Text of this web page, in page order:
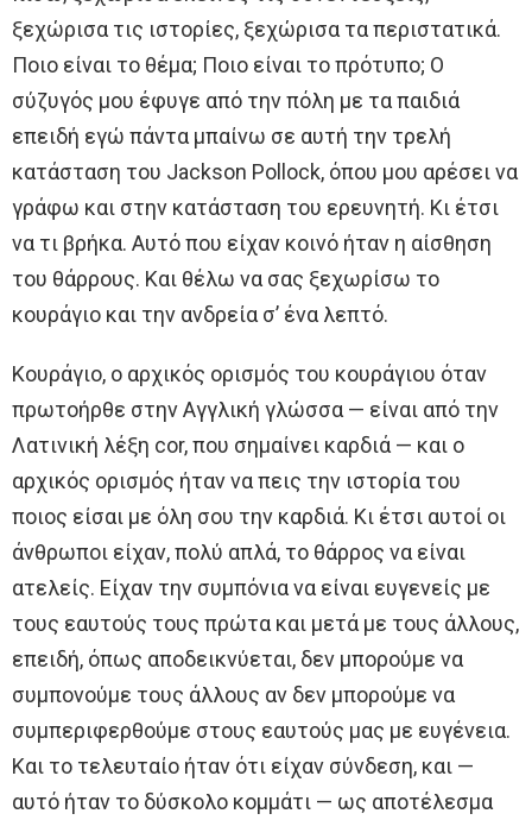
ξεχώρισα τις ιστορίες, ξεχώρισα τα περιστατικά.
Ποιο είναι το θέμα; Ποιο είναι το πρότυπο; Ο
σύζυγός μου έφυγε από την πόλη με τα παιδιά
επειδή εγώ πάντα μπαίνω σε αυτή την τρελή
κατάσταση του Jackson Pollock, όπου μου αρέσει να
γράφω και στην κατάσταση του ερευνητή. Κι έτσι
να τι βρήκα. Αυτό που είχαν κοινό ήταν η αίσθηση
του θάρρους. Και θέλω να σας ξεχωρίσω το
κουράγιο και την ανδρεία σ’ ένα λεπτό.
Κουράγιο, ο αρχικός ορισμός του κουράγιου όταν
πρωτοήρθε στην Αγγλική γλώσσα — είναι από την
Λατινική λέξη cor, που σημαίνει καρδιά — και ο
αρχικός ορισμός ήταν να πεις την ιστορία του
ποιος είσαι με όλη σου την καρδιά. Κι έτσι αυτοί οι
άνθρωποι είχαν, πολύ απλά, το θάρρος να είναι
ατελείς. Είχαν την συμπόνια να είναι ευγενείς με
τους εαυτούς τους πρώτα και μετά με τους άλλους,
επειδή, όπως αποδεικνύεται, δεν μπορούμε να
συμπονούμε τους άλλους αν δεν μπορούμε να
συμπεριφερθούμε στους εαυτούς μας με ευγένεια.
Και το τελευταίο ήταν ότι είχαν σύνδεση, και —
αυτό ήταν το δύσκολο κομμάτι — ως αποτέλεσμα